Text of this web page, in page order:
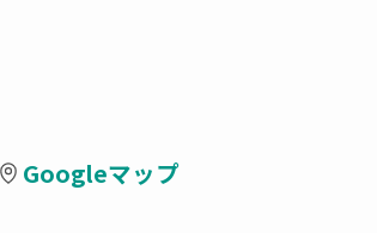
Googleマップ